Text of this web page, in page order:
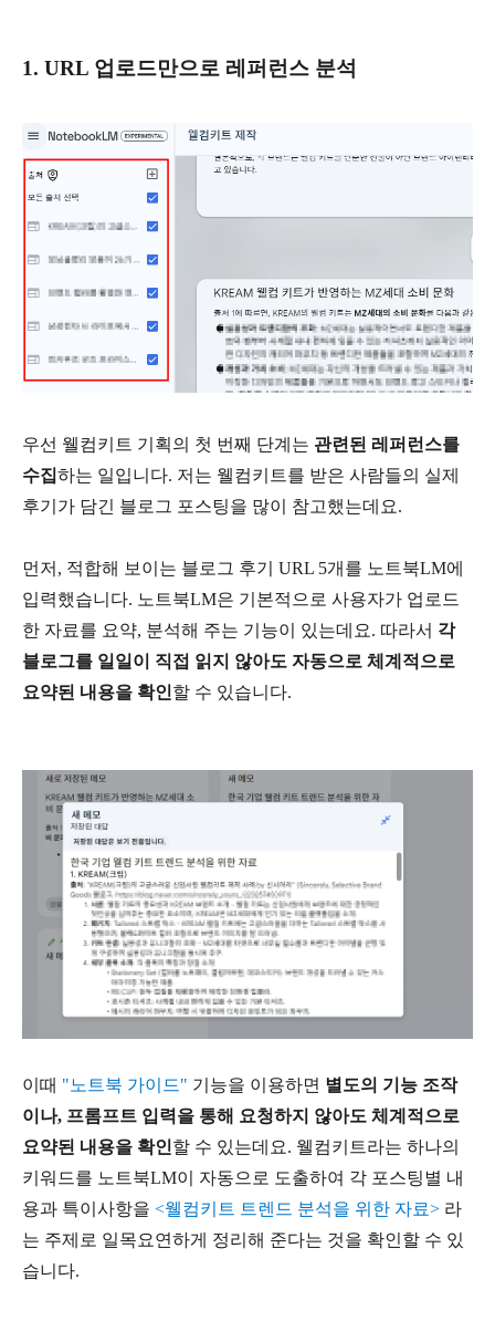
1. URL 업로드만으로 레퍼런스 분석
우선 웰컴키트 기획의 첫 번째 단계는 관련된 레퍼런스를
수집하는 일입니다. 저는 웰컴키트를 받은 사람들의 실제
후기가 담긴 블로그 포스팅을 많이 참고했는데요.
먼저, 적합해 보이는 블로그 후기 URL 5개를 노트북LM에
입력했습니다. 노트북LM은 기본적으로 사용자가 업로드
한 자료를 요약, 분석해 주는 기능이 있는데요. 따라서 각
블로그를 일일이 직접 읽지 않아도 자동으로 체계적으로
요약된 내용을 확인할 수 있습니다.
이때 "노트북 가이드" 기능을 이용하면 별도의 기능 조작
이나, 프롬프트 입력을 통해 요청하지 않아도 체계적으로
요약된 내용을 확인할 수 있는데요. 웰컴키트라는 하나의
키워드를 노트북LM이 자동으로 도출하여 각 포스팅별 내
용과 특이사항을 <웰컴키트 트렌드 분석을 위한 자료> 라
는 주제로 일목요연하게 정리해 준다는 것을 확인할 수 있
습니다.